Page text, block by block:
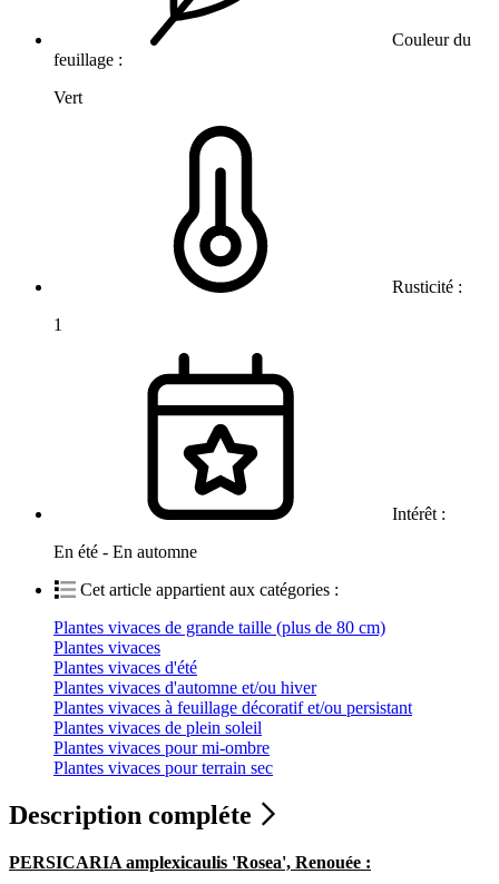
Couleur du
feuillage :
Vert
Rusticité :
1
Intérêt :
En été - En automne
Cet article appartient aux catégories :
Plantes vivaces de grande taille (plus de 80 cm)
Plantes vivaces
Plantes vivaces d'été
Plantes vivaces d'automne et/ou hiver
Plantes vivaces à feuillage décoratif et/ou persistant
Plantes vivaces de plein soleil
Plantes vivaces pour mi-ombre
Plantes vivaces pour terrain sec
Description compléte
PERSICARIA amplexicaulis 'Rosea', Renouée :